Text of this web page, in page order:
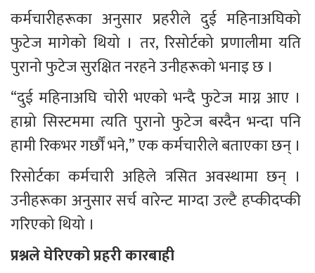
कर्मचारीहरूका अनुसार प्रहरीले दुई महिनाअघिको
फुटेज मागेको थियो । तर, रिसोर्टको प्रणालीमा यति
पुरानो फुटेज सुरक्षित नरहने उनीहरूको भनाइ छ ।
“दुई महिनाअघि चोरी भएको भन्दै फुटेज माग्न आए ।
हाम्रो सिस्टममा त्यति पुरानो फुटेज बस्दैन भन्दा पनि
हामी रिकभर गर्छौं भने,” एक कर्मचारीले बताएका छन् ।
रिसोर्टका कर्मचारी अहिले त्रसित अवस्थामा छन् ।
उनीहरूका अनुसार सर्च वारेन्ट माग्दा उल्टै हप्कीदप्की
गरिएको थियो ।
प्रश्नले घेरिएको प्रहरी कारबाही